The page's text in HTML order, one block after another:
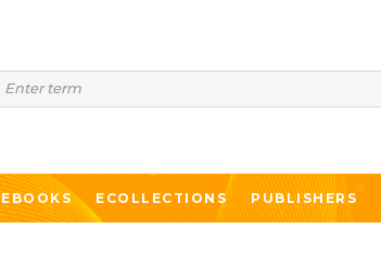
Search
EBOOKS ECOLLECTIONS PUBLISHERS